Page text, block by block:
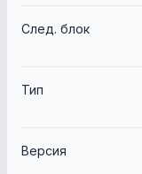
След. блок
Тип
Версия